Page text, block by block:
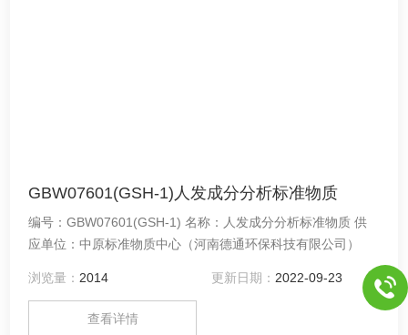
GBW07601(GSH-1)人发成分分析标准物质
编号：GBW07601(GSH-1) 名称：人发成分分析标准物质 供
应单位：中原标准物质中心（河南德通环保科技有限公司）
浏览量： 2014 更新日期： 2022-09-23
查看详情